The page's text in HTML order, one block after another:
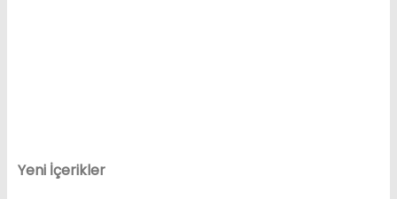
Yeni İçerikler